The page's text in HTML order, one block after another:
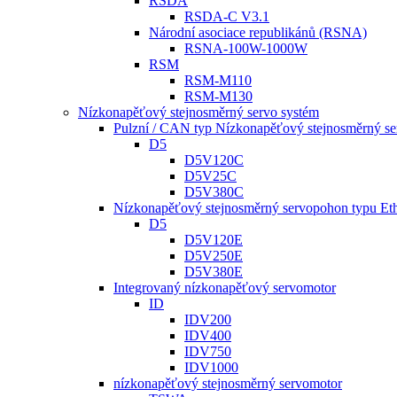
RSDA-C V3.1
Národní asociace republikánů (RSNA)
RSNA-100W-1000W
RSM
RSM-M110
RSM-M130
Nízkonapěťový stejnosměrný servo systém
Pulzní / CAN typ Nízkonapěťový stejnosměrný
D5
D5V120C
D5V25C
D5V380C
Nízkonapěťový stejnosměrný servopohon typu
D5
D5V120E
D5V250E
D5V380E
Integrovaný nízkonapěťový servomotor
ID
IDV200
IDV400
IDV750
IDV1000
nízkonapěťový stejnosměrný servomotor